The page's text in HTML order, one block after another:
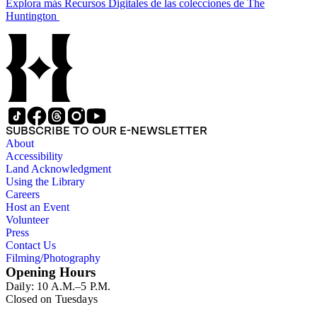
Explora más Recursos Digitales de las colecciones de The
Huntington
SUBSCRIBE TO OUR E-NEWSLETTER
About
Accessibility
Land Acknowledgment
Using the Library
Careers
Host an Event
Volunteer
Press
Contact Us
Filming/Photography
Opening Hours
Daily: 10 A.M.–5 P.M.
Closed on Tuesdays